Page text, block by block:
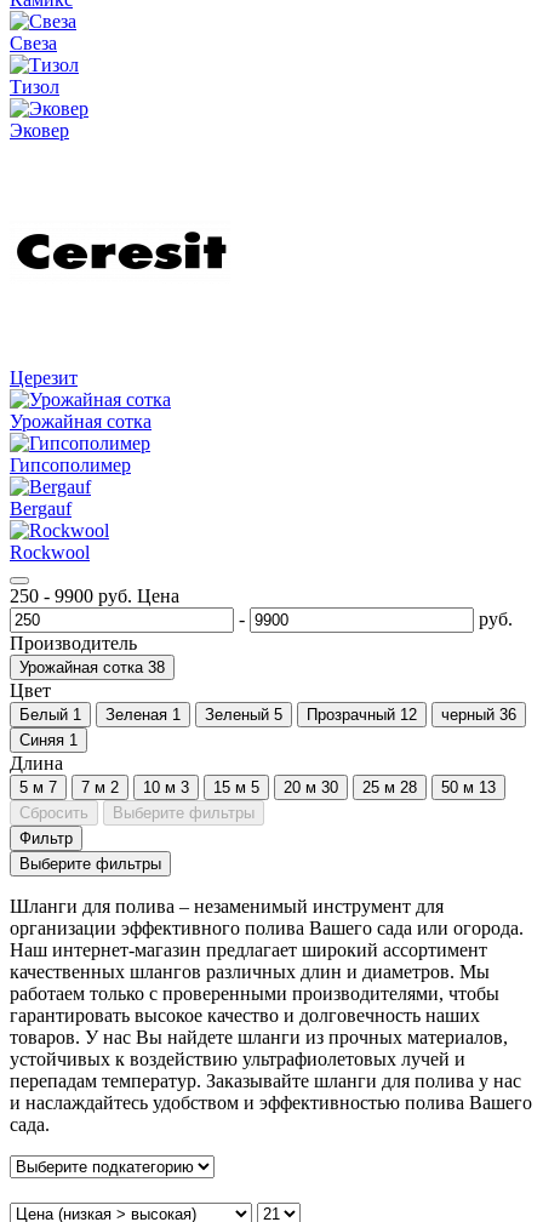
Свеза
Тизол
Эковер
Церезит
Урожайная сотка
Гипсополимер
Bergauf
Rockwool
250 - 9900 руб. Цена
-
руб.
Производитель
Урожайная сотка 38
Цвет
Белый 1 Зеленая 1 Зеленый 5 Прозрачный 12 черный 36
Синяя 1
Длина
5 м 7 7 м 2 10 м 3 15 м 5 20 м 30 25 м 28 50 м 13
Сбросить
Выберите фильтры
Фильтр
Выберите фильтры
Шланги для полива – незаменимый инструмент для
организации эффективного полива Вашего сада или огорода.
Наш интернет-магазин предлагает широкий ассортимент
качественных шлангов различных длин и диаметров. Мы
работаем только с проверенными производителями, чтобы
гарантировать высокое качество и долговечность наших
товаров. У нас Вы найдете шланги из прочных материалов,
устойчивых к воздействию ультрафиолетовых лучей и
перепадам температур. Заказывайте шланги для полива у нас
и наслаждайтесь удобством и эффективностью полива Вашего
сада.